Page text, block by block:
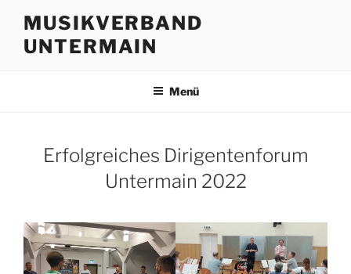
Inhalt
springen
MUSIKVERBAND
UNTERMAIN
Menü
Erfolgreiches Dirigentenforum
Untermain 2022